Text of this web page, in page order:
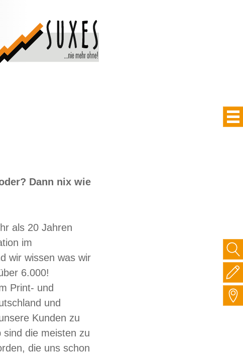
als 20 Jahren
im
wir wissen was wir
6.000!
Print- und
und
Kunden zu
sind die meisten zu
die uns schon